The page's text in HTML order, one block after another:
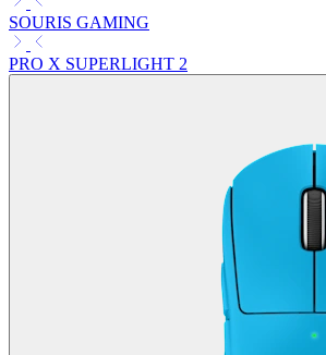
SOURIS GAMING
PRO X SUPERLIGHT 2